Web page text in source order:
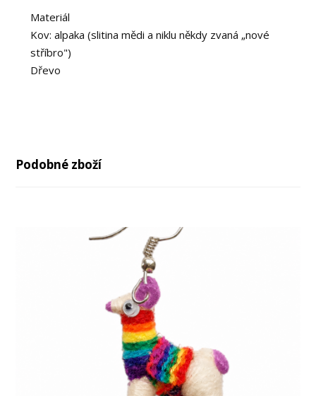
Materiál
Kov: alpaka (slitina mědi a niklu někdy zvaná „nové
stříbro")
Dřevo
Podobné zboží